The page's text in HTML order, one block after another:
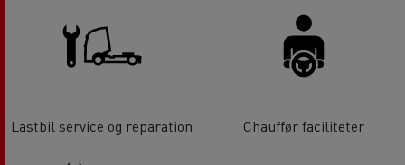
Lastbil service og reparation Chauffør faciliteter